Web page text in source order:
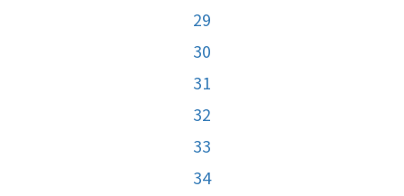
29
30
31
32
33
34